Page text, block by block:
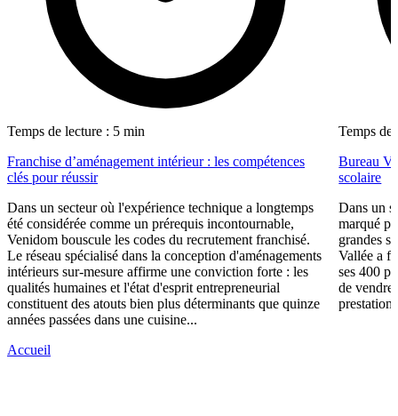
Temps de lecture : 5 min
Franchise d’aménagement intérieur : les compétences
clés pour réussir
Dans un secteur où l'expérience technique a longtemps
été considérée comme un prérequis incontournable,
Venidom bouscule les codes du recrutement franchisé.
Le réseau spécialisé dans la conception d'aménagements
intérieurs sur-mesure affirme une conviction forte : les
qualités humaines et l'état d'esprit entrepreneurial
constituent des atouts bien plus déterminants que quinze
années passées dans une cuisine...
Temps de
Bureau
scolaire
Dans un
marqué
grandes
Vallée a
ses 400
de vendre
Accueil